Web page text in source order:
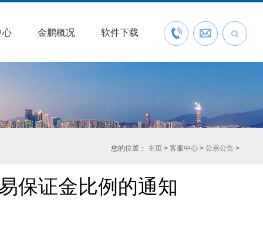
联系我们预约开户
心 金鹏概况 软件下载
您的位置： 主页 >客服中心 >公示公告 >
保证金比例的通知